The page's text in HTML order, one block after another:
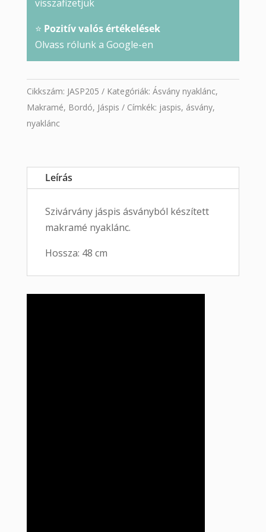
visszafizetjük
⭐ Pozitív valós értékelések
Olvass rólunk a Google-en
Cikkszám: JASP205 Kategóriák: Ásvány nyaklánc,
Makramé, Bordó, Jáspis Címkék: jaspis, ásvány,
nyaklánc
Leírás
Szivárvány jáspis ásványból készített
makramé nyaklánc.
Hossza: 48 cm